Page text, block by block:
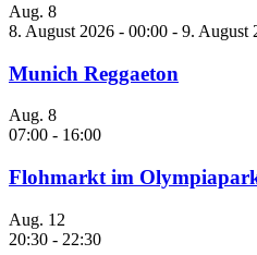
Aug. 8
8. August 2026 - 00:00 - 9. August
Munich Reggaeton
Aug. 8
07:00 - 16:00
Flohmarkt im
Aug. 12
20:30 - 22:30